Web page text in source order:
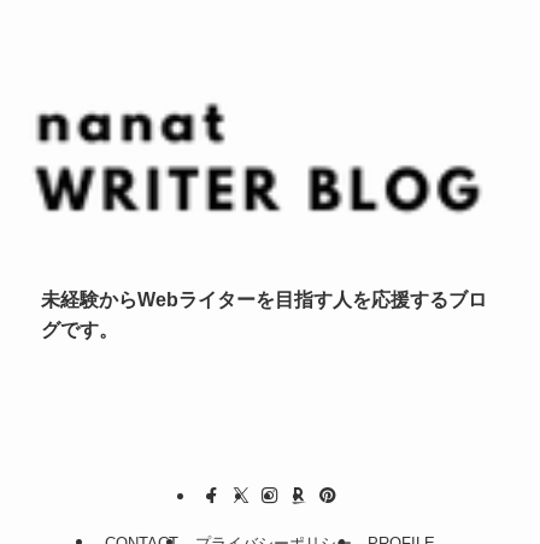
未経験からWebライターを目指す人を応援するブロ
グです。